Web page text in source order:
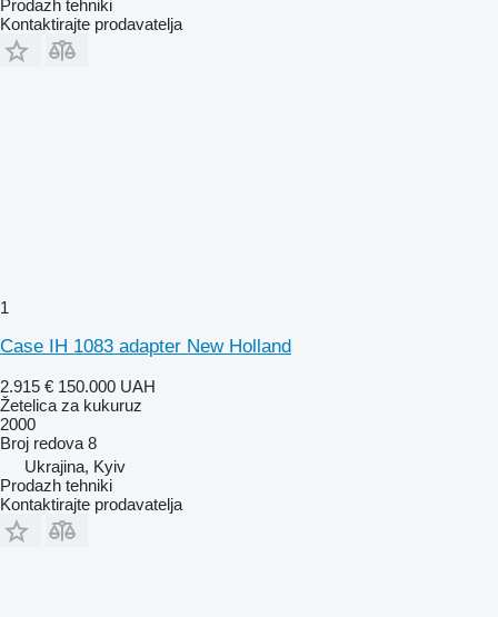
Prodazh tehniki
Kontaktirajte prodavatelja
1
Case IH 1083 adapter New Holland
2.915 € 150.000 UAH
Žetelica za kukuruz
2000
Broj redova 8
Ukrajina, Kyiv
Prodazh tehniki
Kontaktirajte prodavatelja